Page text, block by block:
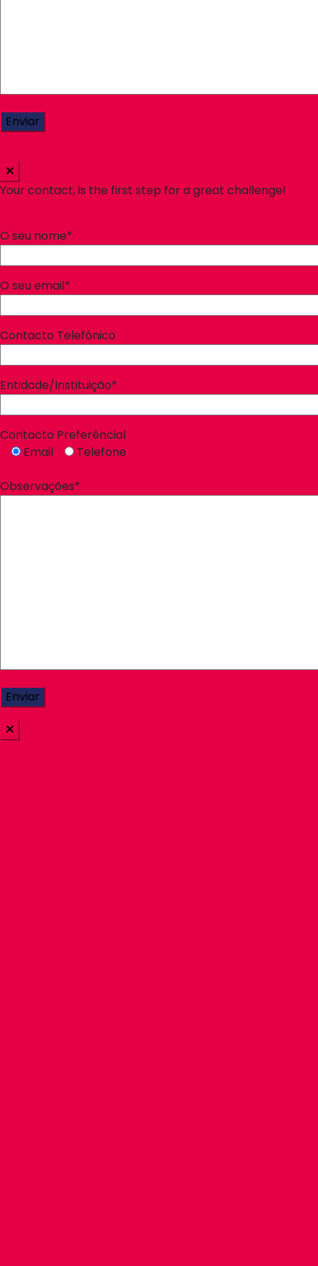
Your contact, is the first step for a great challenge!
O seu nome*
O seu email*
Contacto Telefónico
Entidade/Instituição*
Contacto Preferêncial
Email
Telefone
Observações*